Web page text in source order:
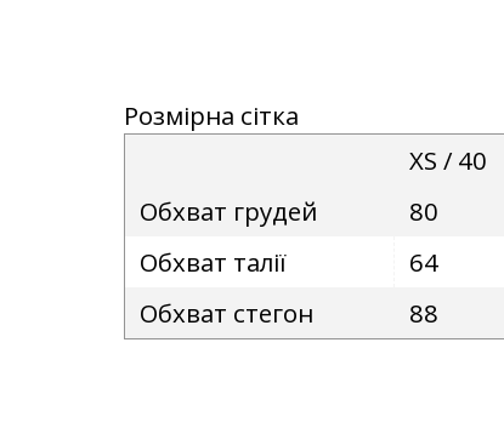
Розмірна сітка
XS / 40
Обхват грудей
80
Обхват талії
64
Обхват стегон
88